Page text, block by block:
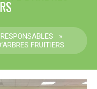
»
FRUITIERS